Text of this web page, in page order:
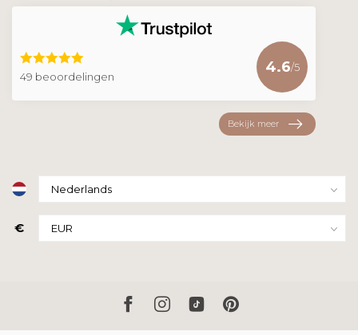
49 beoordelingen
4.6/5
Bekijk meer
€